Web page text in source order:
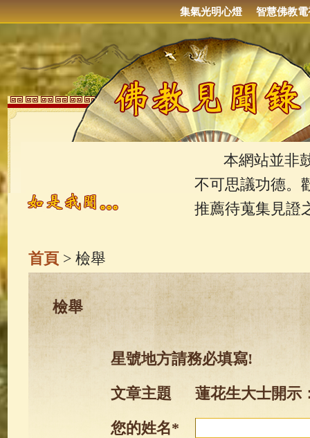
集氣光明心燈 智慧佛教電
本網站並非鼓
不可思議功德。
推薦待蒐集見證
首頁> 檢舉
檢舉
星號地方請務必填寫!
文章主題
蓮花生大士開示
您的姓名*